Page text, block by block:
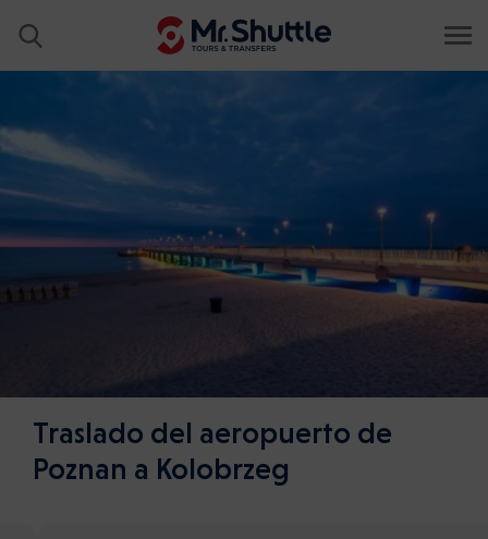
Traslado del aeropuerto de
Poznan a Kolobrzeg